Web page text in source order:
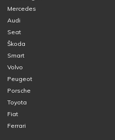
Mercedes
Audi
Seat
Škoda
Smart
Volvo
Peugeot
Porsche
Toyota
Fiat
Ferrari